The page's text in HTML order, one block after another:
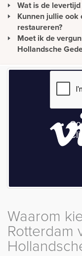
Wij plaatsen
Nederland.
in België en
team van
hoge
bezoek aan uw
Wat is de
De levertijd van een
door de mate waarin
natuurlijke
vervoerd vanuit alle
Kunnen jullie
restaureren?
Het is zeker
restaureren. Houdt
gevallen is het
Moet ik de
Hollandsche
nemen wij contact
de vergunning.
Waarom
Rotterdam